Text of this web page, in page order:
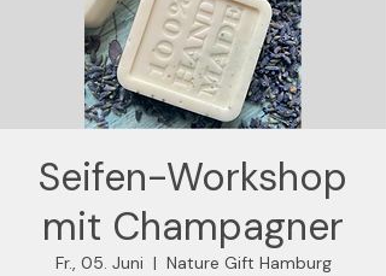
Seifen-Workshop
mit Champagner
Fr., 05. Juni
  |
Nature Gift Hamburg